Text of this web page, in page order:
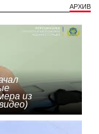
АРХИВ
из